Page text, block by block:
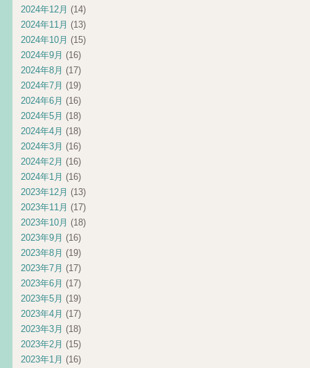
2024年12月 (14)
2024年11月 (13)
2024年10月 (15)
2024年9月 (16)
2024年8月 (17)
2024年7月 (19)
2024年6月 (16)
2024年5月 (18)
2024年4月 (18)
2024年3月 (16)
2024年2月 (16)
2024年1月 (16)
2023年12月 (13)
2023年11月 (17)
2023年10月 (18)
2023年9月 (16)
2023年8月 (19)
2023年7月 (17)
2023年6月 (17)
2023年5月 (19)
2023年4月 (17)
2023年3月 (18)
2023年2月 (15)
2023年1月 (16)